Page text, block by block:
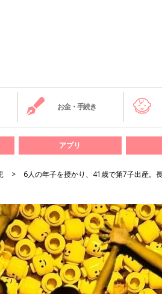
お金・手続き
アプリ
6人の年子を授かり、41歳で第7子出産。